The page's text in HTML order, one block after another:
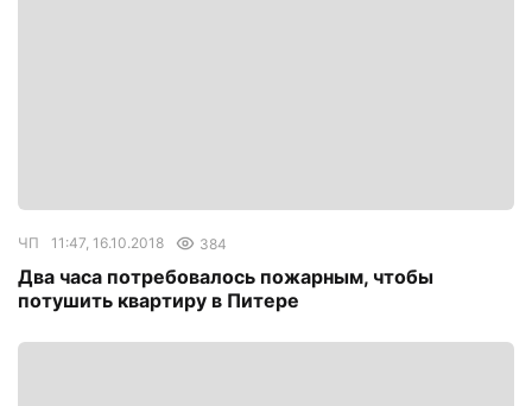
ЧП 11:47, 16.10.2018 384
Два часа потребовалось пожарным, чтобы
потушить квартиру в Питере